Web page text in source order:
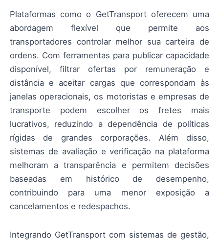
Plataformas como o GetTransport oferecem uma
abordagem flexível que permite aos
transportadores controlar melhor sua carteira de
ordens. Com ferramentas para publicar capacidade
disponível, filtrar ofertas por remuneração e
distância e aceitar cargas que correspondam às
janelas operacionais, os motoristas e empresas de
transporte podem escolher os fretes mais
lucrativos, reduzindo a dependência de políticas
rígidas de grandes corporações. Além disso,
sistemas de avaliação e verificação na plataforma
melhoram a transparência e permitem decisões
baseadas em histórico de desempenho,
contribuindo para uma menor exposição a
cancelamentos e redespachos.
Integrando GetTransport com sistemas de gestão,